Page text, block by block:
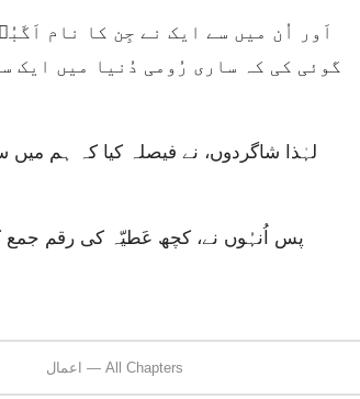
گوئی کی کہ ساری رُومی دُنیا میں
اعمال — All Chapters